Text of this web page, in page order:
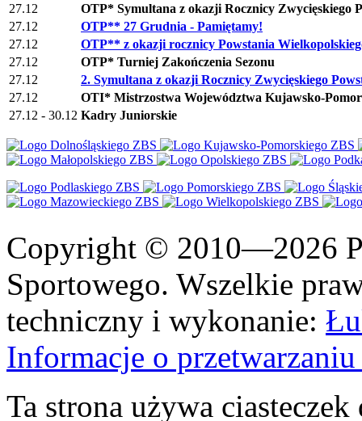
27.12
OTP* Symultana z okazji Rocznicy Zwycięskiego
27.12
OTP** 27 Grudnia - Pamiętamy!
27.12
OTP** z okazji rocznicy Powstania
27.12
OTP* Turniej Zakończenia Sezonu
27.12
2. Symultana z okazji Rocznicy Zwycięskiego
27.12
OTI* Mistrzostwa Województwa Kujawsko-
27.12 - 30.12 Kadry Juniorskie
Copyright © 2010—2026
Sportowego. Wszelkie
techniczny i wykonanie:
Informacje o
Ta strona używa